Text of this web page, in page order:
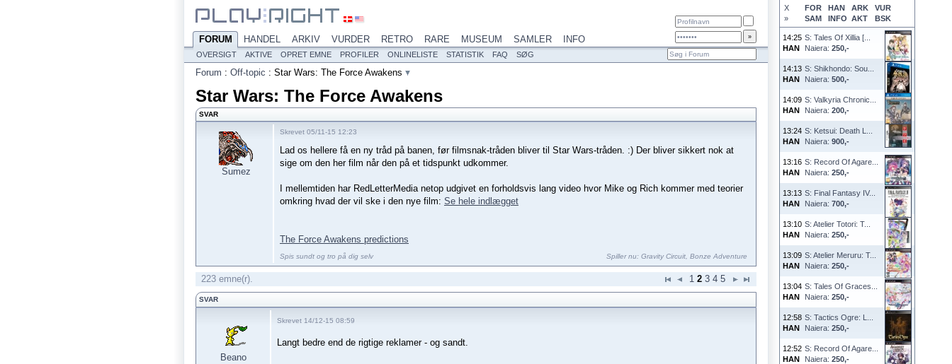
X FOR HAN ARK
VUR
»
SAM INFO AKT BSK
14:25
HAN
S: Tales Of Xillia [...
Naiera: 250,-
14:13
HAN
S: Shikhondo: Sou...
Naiera: 500,-
14:09
HAN
S: Valkyria Chronic...
Naiera: 200,-
13:24
HAN
S: Ketsui: Death L...
Naiera: 900,-
13:16
HAN
S: Record Of Agare...
Naiera: 250,-
13:13
HAN
S: Final Fantasy IV...
Naiera: 700,-
13:10
HAN
S: Atelier Totori: T...
Naiera: 250,-
13:09
HAN
S: Atelier Meruru: T...
Naiera: 250,-
13:04
HAN
S: Tales Of Graces...
Naiera: 250,-
12:58
HAN
S: Tactics Ogre: L...
Naiera: 250,-
12:52
HAN
S: Record Of Agare...
Naiera: 250,-
FORUM HANDEL ARKIV VURDER RETRO RARE MUSEUM SAMLER INFO
OVERSIGT AKTIVE OPRET EMNE PROFILER ONLINELISTE STATISTIK FAQ SØG
Forum : Off-topic : Star Wars: The Force Awakens
Star Wars: The Force Awakens
SVAR
Sumez
Skrevet 05/11-15 12:23
Lad os hellere få en ny tråd på banen, før filmsnak-tråden bliver til Star Wars-tråden. :) Der bliver sikkert nok at
sige om den her film når den på et tidspunkt udkommer.
I mellemtiden har RedLetterMedia netop udgivet en forholdsvis lang video hvor Mike og Rich kommer med teorier
omkring hvad der vil ske i den nye film: Se hele indlægget
The Force Awakens predictions
Spis sundt og tro på dig selv Spiller nu: Gravity Circuit Bonze Adventure
223 emne(r). 1 2 3 4 5
SVAR
Beano
Skrevet 14/12-15 08:59
Langt bedre end de rigtige reklamer - og sandt.